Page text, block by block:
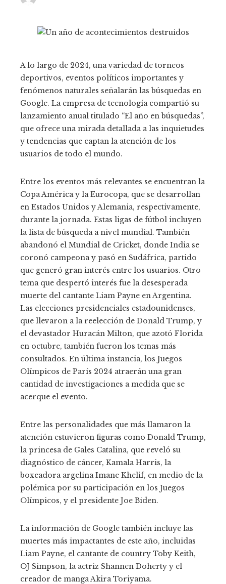
A lo largo de 2024, una variedad de torneos
deportivos, eventos políticos importantes y
fenómenos naturales señalarán las búsquedas en
Google. La empresa de tecnología compartió su
lanzamiento anual titulado “El año en búsquedas”,
que ofrece una mirada detallada a las inquietudes
y tendencias que captan la atención de los
usuarios de todo el mundo.
Entre los eventos más relevantes se encuentran la
Copa América y la Eurocopa, que se desarrollan
en Estados Unidos y Alemania, respectivamente,
durante la jornada. Estas ligas de fútbol incluyen
la lista de búsqueda a nivel mundial. También
abandonó el Mundial de Cricket, donde India se
coronó campeona y pasó en Sudáfrica, partido
que generó gran interés entre los usuarios. Otro
tema que despertó interés fue la desesperada
muerte del cantante Liam Payne en Argentina.
Las elecciones presidenciales estadounidenses,
que llevaron a la reelección de Donald Trump, y
el devastador Huracán Milton, que azotó Florida
en octubre, también fueron los temas más
consultados. En última instancia, los Juegos
Olímpicos de París 2024 atraerán una gran
cantidad de investigaciones a medida que se
acerque el evento.
Entre las personalidades que más llamaron la
atención estuvieron figuras como Donald Trump,
la princesa de Gales Catalina, que reveló su
diagnóstico de cáncer, Kamala Harris, la
boxeadora argelina Imane Khelif, en medio de la
polémica por su participación en los Juegos
Olímpicos, y el presidente Joe Biden.
La información de Google también incluye las
muertes más impactantes de este año, incluidas
Liam Payne, el cantante de country Toby Keith,
OJ Simpson, la actriz Shannen Doherty y el
creador de manga Akira Toriyama.